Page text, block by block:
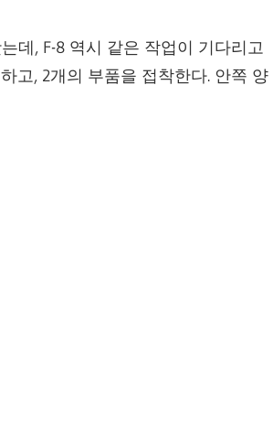
데, F-8 역시 같은 작업이 기다리고
고, 2개의 부품을 접착한다. 안쪽 양